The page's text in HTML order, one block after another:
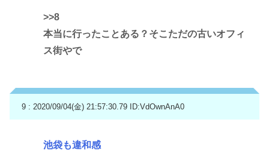
>>8
本当に行ったことある？そこただの古いオフィ
ス街やで
9 : 2020/09/04(金) 21:57:30.79 ID:VdOwnAnA0
池袋も違和感